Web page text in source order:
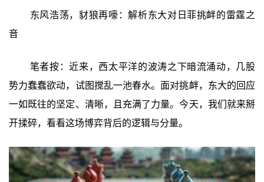
东风浩荡，豺狼再嚎：解析东大对日菲挑衅的雷霆之
音
笔者按：近来，西太平洋的波涛之下暗流涌动，几股
势力蠢蠢欲动，试图搅乱一池春水。面对挑衅，东大的回应
一如既往的坚定、清晰，且充满了力量。今天，我们就来掰
开揉碎，看看这场博弈背后的逻辑与分量。